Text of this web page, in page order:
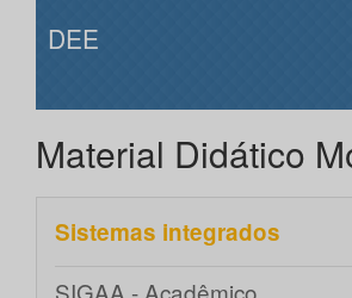
DEE
Material Didático
Sistemas integrados